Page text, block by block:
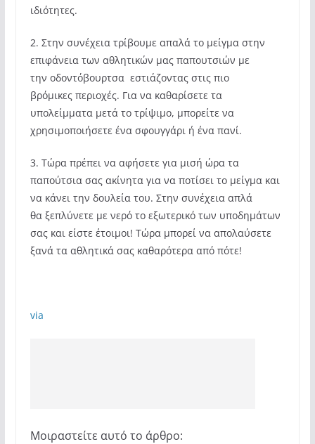
ιδιότητες.
2. Στην συνέχεια τρίβουμε απαλά το μείγμα στην
επιφάνεια των αθλητικών μας παπουτσιών με
την οδοντόβουρτσα εστιάζοντας στις πιο
βρόμικες περιοχές. Για να καθαρίσετε τα
υπολείμματα μετά το τρίψιμο, μπορείτε να
χρησιμοποιήσετε ένα σφουγγάρι ή ένα πανί.
3. Τώρα πρέπει να αφήσετε για μισή ώρα τα
παπούτσια σας ακίνητα για να ποτίσει το μείγμα και
να κάνει την δουλεία του. Στην συνέχεια απλά
θα ξεπλύνετε με νερό το εξωτερικό των υποδημάτων
σας και είστε έτοιμοι! Τώρα μπορεί να απολαύσετε
ξανά τα αθλητικά σας καθαρότερα από πότε!
via
Μοιραστείτε αυτό το άρθρο: